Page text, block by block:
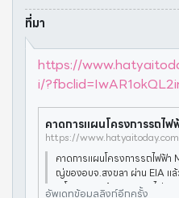
ที่มา
https://
i/
คาดการแผนโครงการรถไฟฟ้า
ญ่ของอบจ.สงขลา ผ่าน EIA แ
4 โครงการสร้างระบบรถไฟรา
อัพเดทข้อมูลลิงก์อีกครั้ง